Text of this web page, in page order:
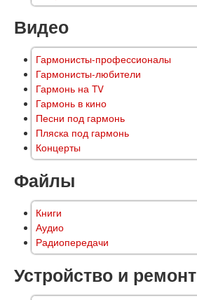
Видео
Гармонисты-профессионалы
Гармонисты-любители
Гармонь на TV
Гармонь в кино
Песни под гармонь
Пляска под гармонь
Концерты
Файлы
Книги
Аудио
Радиопередачи
Устройство и ремонт